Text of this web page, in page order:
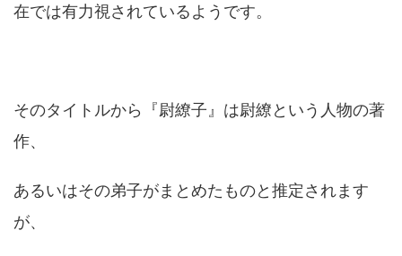
在では有力視されているようです。
そのタイトルから『尉繚子』は尉繚という人物の著
作、
あるいはその弟子がまとめたものと推定されます
が、